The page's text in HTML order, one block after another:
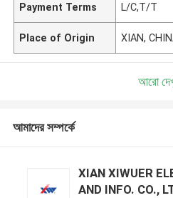
Payment Terms L/C,T/T
Place of Origin XIAN,
আরো
আমাদের সম্পর্কে
XIAN XIWUER
AND INFO. CO.,